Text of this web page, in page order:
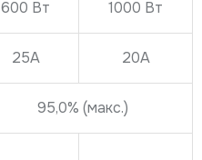
600 Вт
1000 Вт
25А
20А
95,0% (макс.)